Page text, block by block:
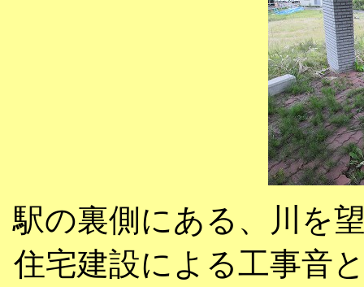
駅の裏側にある、川を
住宅建設による工事音